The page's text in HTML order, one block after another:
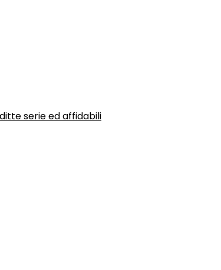
serie ed affidabili